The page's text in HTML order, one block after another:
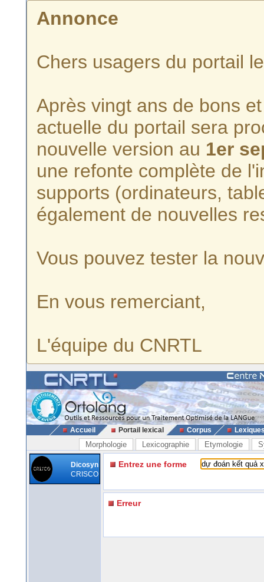
Annonce
Chers usagers du portail
Après vingt ans de bons
actuelle du portail sera
nouvelle version au 1er
une refonte complète de
supports (ordinateurs,
également de nouvelles
Vous pouvez tester la
En vous remerciant,
L'équipe du CNRTL
Accueil Portail lexical Corpus
Morphologie Lexicographie Etymologie
Dicosyn
CRISCO
Entrez une forme
Erreur